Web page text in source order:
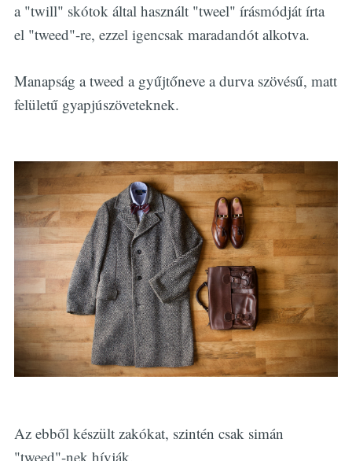
a "twill" skótok által használt "tweel" írásmódját írta
el "tweed"-re, ezzel igencsak maradandót alkotva.
Manapság a tweed a gyűjtőneve a durva szövésű, matt
felületű gyapjúszöveteknek.
Az ebből készült zakókat, szintén csak simán
"tweed"-nek hívják.